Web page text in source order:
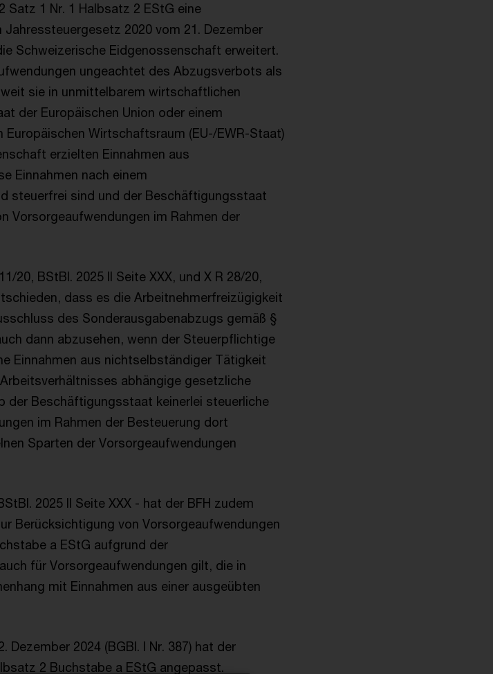
Satz 1 Nr. 1 Halbsatz 2 EStG eine
2020 vom 21. Dezember
Schweizerische Eidgenossenschaft erweitert.
ungeachtet des Abzugsverbots als
sie in unmittelbarem wirtschaftlichen
der Europäischen Union oder einem
Wirtschaftsraum (EU-/EWR-Staat)
erzielten Einnahmen aus
Einnahmen nach einem
steuerfrei sind und der Beschäftigungsstaat
Vorsorgeaufwendungen im Rahmen der
20, BStBl. 2025 II Seite XXX, und X R 28/20,
dass es die Arbeitnehmerfreizügigkeit
des Sonderausgabenabzugs gemäß §
dann abzusehen, wenn der Steuerpflichtige
Einnahmen aus nichtselbständiger Tätigkeit
abhängige gesetzliche
der Beschäftigungsstaat keinerlei steuerliche
im Rahmen der Besteuerung dort
Sparten der Vorsorgeaufwendungen
2025 II Seite XXX - hat der BFH zudem
Berücksichtigung von Vorsorgeaufwendungen
a EStG aufgrund der
für Vorsorgeaufwendungen gilt, die in
mit Einnahmen aus einer ausgeübten
2024 (BGBl. I Nr. 387) hat der
2 Buchstabe a EStG angepasst.